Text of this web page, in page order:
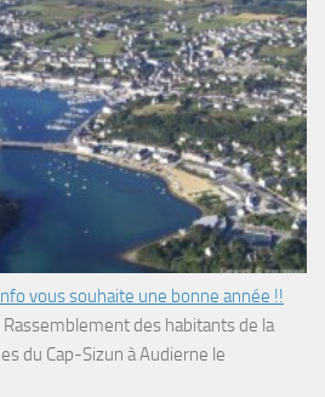
vous souhaite une bonne année !!
Rassemblement des habitants de la
du Cap-Sizun à Audierne le